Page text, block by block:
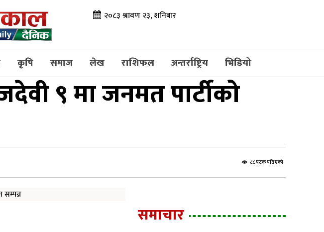
२०८३ श्रावण २३, शनिबार
कृषि समाज लेख राशिफल अन्तर्राष्ट्रिय भिडियो
९ मा जनमत पार्टीको
८८ पटक पढिएको
समाचार